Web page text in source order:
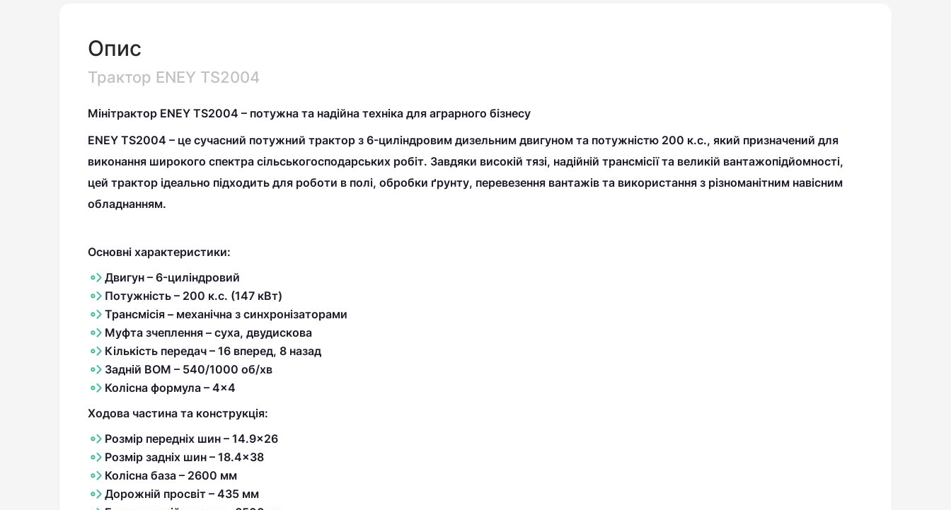
Опис
Трактор ENEY TS2004
Мінітрактор ENEY TS2004 – потужна та надійна техніка для аграрного бізнесу
ENEY TS2004 – це сучасний потужний трактор з 6-циліндровим дизельним двигуном та потужністю 200 к.с., який призначений для
виконання широкого спектра сільськогосподарських робіт. Завдяки високій тязі, надійній трансмісії та великій вантажопідйомності,
цей трактор ідеально підходить для роботи в полі, обробки ґрунту, перевезення вантажів та використання з різноманітним навісним
обладнанням.
Основні характеристики:
Двигун – 6-циліндровий
Потужність – 200 к.с. (147 кВт)
Трансмісія – механічна з синхронізаторами
Муфта зчеплення – суха, двудискова
Кількість передач – 16 вперед, 8 назад
Задній ВОМ – 540/1000 об/хв
Колісна формула – 4×4
Ходова частина та конструкція:
Розмір передніх шин – 14.9×26
Розмір задніх шин – 18.4×38
Колісна база – 2600 мм
Дорожній просвіт – 435 мм